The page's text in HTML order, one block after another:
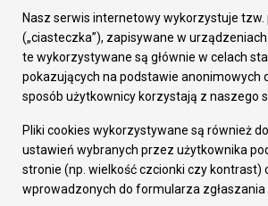
Załatw sprawę
Prezydent Miasta
Rada Miasta
Wydziały
Elektroniczna Skrzynka Podawcza
Gospodarka
Fundusze europejskie
Środki krajowe
Oferty inwestycyjne
Nasz serwis internetowy wykorzystuje tzw.
(„ciasteczka”), zapisywane w
te wykorzystywane są głównie w celach
pokazujących na podstawie anonimowych
sposób użytkownicy korzystają z naszego
Pliki cookies wykorzystywane są również
ustawień wybranych przez użytkownika
stronie (np. wielkość czcionki czy kontrast)
wprowadzonych do formularza zgłaszania